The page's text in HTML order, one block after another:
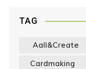
TAG
Aall&create
Cardmaking